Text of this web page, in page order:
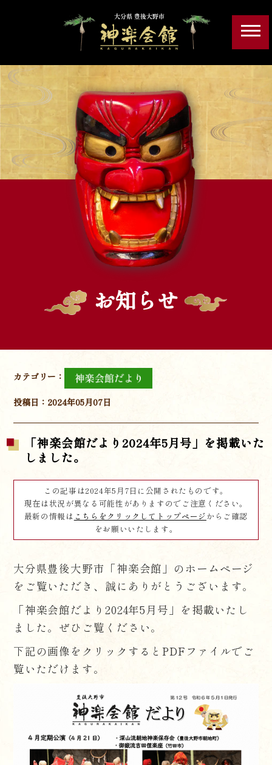
お知らせ
カテゴリー：
投稿日：2024年05月07日
「神楽会館だより2024年5月号」を掲載いた
しました。
この記事は2024年5月7日に公開されたものです。
現在は状況が異なる可能性がありますのでご注意ください。
最新の情報は こちらをクリックしてトップページからご確認
をお願いいたします。
大分県豊後大野市「神楽会館」のホームページ
をご覧いただき、誠にありがとうございます。
「神楽会館だより2024年5月号」を掲載いたし
ました。ぜひご覧ください。
下記の画像をクリックするとPDFファイルでご
覧いただけます。